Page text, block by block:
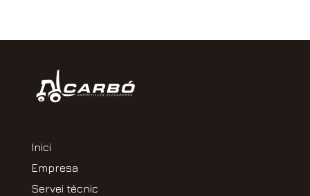
Inici
Empresa
Servei tècnic